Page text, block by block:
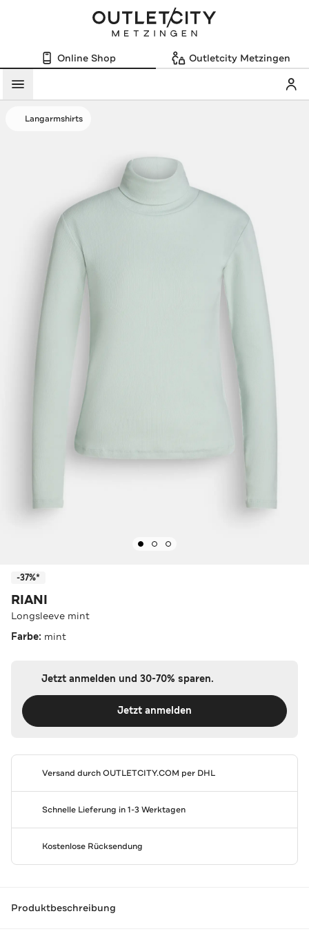
Online Shop Outletcity Metzingen
Menü
Langarmshirts
-37%*
RIANI
Longsleeve mint
Farbe: mint
Jetzt anmelden und 30-70% sparen.
Jetzt anmelden
Versand durchOUTLETCITY.COM per DHL
Schnelle Lieferung in 1-3 Werktagen
Kostenlose Rücksendung
Produktbeschreibung